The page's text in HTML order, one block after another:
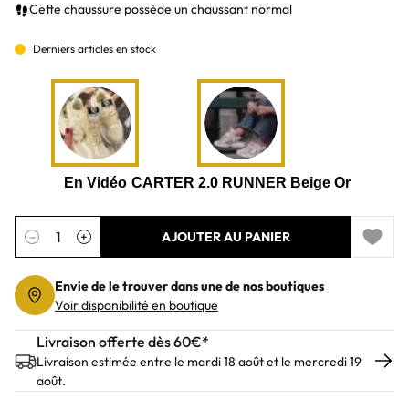
Cette chaussure possède un chaussant normal
Derniers articles en stock
Quantité
− + AJOUTER AU PANIER
Add to
Envie de le trouver dans une de nos boutiques
Voir disponibilité en boutique
Livraison offerte dès 60€*
Livraison estimée entre le mardi 18 août et le mercredi 19
août.